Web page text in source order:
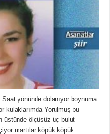
yönünde dolanıyor boynuma
kulaklarımda Yorulmuş bu
üstünde ölçüsüz üç bulut
martılar köpük köpük